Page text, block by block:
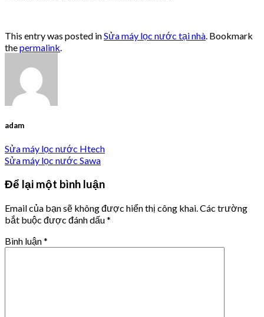
This entry was posted inSửa máy lọc nước tại nhà. Bookmark
thepermalink.
adam
Sửa máy lọc nước Htech
Sửa máy lọc nước Sawa
Để lại một bình luận
Email của bạn sẽ không được hiển thị công khai. Các trường
bắt buộc được đánh dấu*
Bình luận*